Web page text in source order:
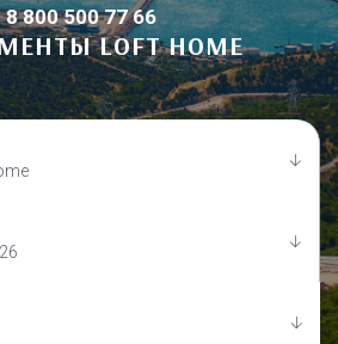
8 800 500 77 66
LOFT HOME